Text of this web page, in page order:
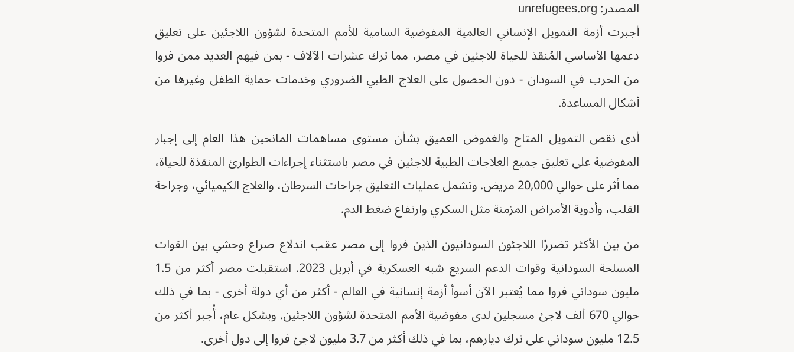
المصدر: unrefugees.org
أجبرت أزمة التمويل الإنساني العالمية المفوضية السامية للأمم المتحدة لشؤون اللاجئين على تعليق
دعمها الأساسي المُنقذ للحياة للاجئين في مصر، مما ترك عشرات الآلاف - بمن فيهم العديد ممن فروا
من الحرب في السودان - دون الحصول على العلاج الطبي الضروري وخدمات حماية الطفل وغيرها من
أشكال المساعدة.
أدى نقص التمويل المتاح والغموض العميق بشأن مستوى مساهمات المانحين هذا العام إلى إجبار
المفوضية على تعليق جميع العلاجات الطبية للاجئين في مصر باستثناء إجراءات الطوارئ المنقذة للحياة،
مما أثر على حوالي 20,000 مريض. وتشمل عمليات التعليق جراحات السرطان، والعلاج الكيميائي، وجراحة
القلب، وأدوية الأمراض المزمنة مثل السكري وارتفاع ضغط الدم.
من بين الأكثر تضررًا اللاجئون السودانيون الذين فروا إلى مصر عقب اندلاع صراع وحشي بين القوات
المسلحة السودانية وقوات الدعم السريع شبه العسكرية في أبريل 2023. استقبلت مصر أكثر من 1.5
مليون سوداني فروا مما يُعتبر الآن أسوأ أزمة إنسانية في العالم - أكثر من أي دولة أخرى - بما في ذلك
حوالي 670 ألف لاجئ مسجلين لدى مفوضية الأمم المتحدة لشؤون اللاجئين. وبشكل عام، أُجبر أكثر من
12.5 مليون سوداني على ترك ديارهم، بما في ذلك أكثر من 3.7 مليون لاجئ فروا إلى دول أخرى.